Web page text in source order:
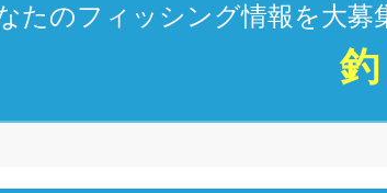
たのフィッシング情報を大募